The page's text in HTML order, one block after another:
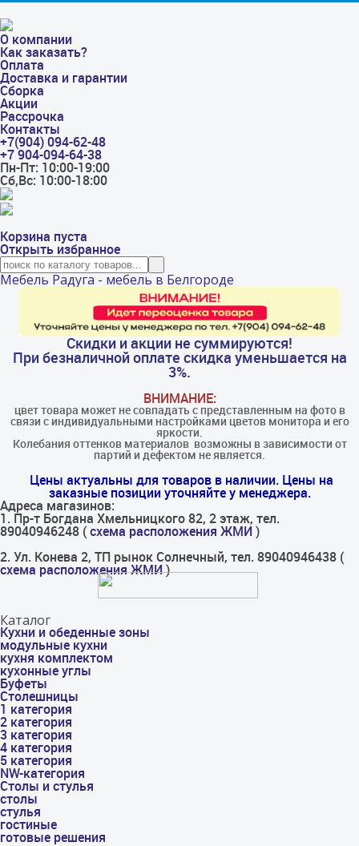
О компании
Как заказать?
Оплата
Доставка и гарантии
Сборка
Акции
Рассрочка
Контакты
+7(904) 094-62-48
+7 904-094-64-38
Пн-Пт: 10:00-19:00
Сб,Вс: 10:00-18:00
Корзина пуста
Открыть избранное
Мебель Радуга - мебель в Белгороде
Скидки и акции не суммируются!
При безналичной оплате скидка уменьшается на
3%.
ВНИМАНИЕ:
цвет товара может не совпадать с представленным на фото в
связи с индивидуальными настройками цветов монитора и его
яркости.
Колебания оттенков материалов​ ​ возможны в зависимости от
партий и дефектом не является.
Цены актуальны для товаров в наличии. Цены на
заказные позиции уточняйте у менеджера.
Адреса магазинов:
1. Пр-т Богдана Хмельницкого 82, 2 этаж, тел.
89040946248 ( схема расположения ЖМИ )
2. Ул. Конева 2, ТП рынок Солнечный, тел. 89040946438 (
схема расположения ЖМИ)
Каталог
Кухни и обеденные зоны
модульные кухни
кухня комплектом
кухонные углы
Буфеты
Столешницы
1 категория
2 категория
3 категория
4 категория
5 категория
NW-категория
Столы и стулья
столы
стулья
гостиные
готовые решения